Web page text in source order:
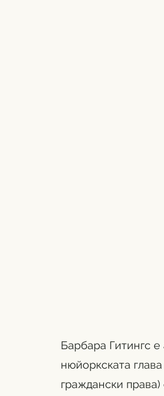
Барбара Гитингс
нюйоркската
граждански права)